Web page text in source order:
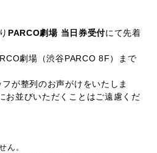
PARCO劇場 当日券受付にて先着
劇場（渋谷PARCO 8F）まで
が整列のお声がけをいたしま
お並びいただくことはご遠慮くだ
ん。